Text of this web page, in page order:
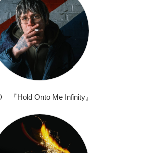
『Hold Onto Me Infinity』